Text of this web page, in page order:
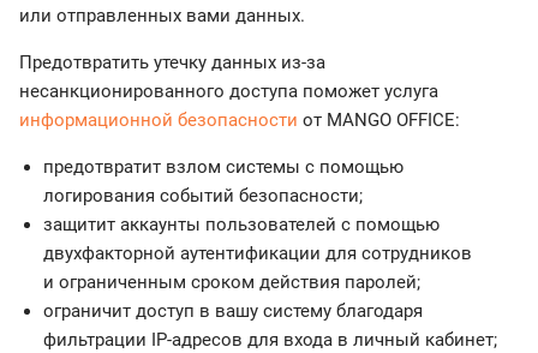
или отправленных вами данных.
Предотвратить утечку данных из-за
несанкционированного доступа поможет услуга
информационной безопасности от MANGO OFFICE:
предотвратит взлом системы с помощью
логирования событий безопасности;
защитит аккаунты пользователей с помощью
двухфакторной аутентификации для сотрудников
и ограниченным сроком действия паролей;
ограничит доступ в вашу систему благодаря
фильтрации IP-адресов для входа в личный кабинет;